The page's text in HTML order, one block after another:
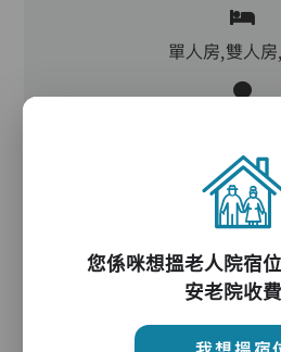
單人房,雙人
客廳,飯廳,活動區,廚房,洗
氣,暖氣
電動床,氣墊床,電梯,防滑扶
護理服務
您係咪想搵老人院宿
安老院收